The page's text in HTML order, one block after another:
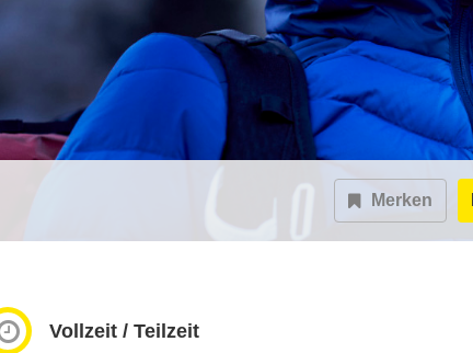
Merken
Vollzeit / Teilzeit